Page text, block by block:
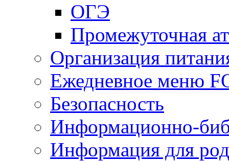
ОГЭ
Промежуточная
Организация
Ежедневное меню
Безопасность
Информационно-
Информация для